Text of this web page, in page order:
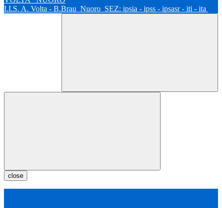
I.I.S. A. Volta - B.Brau Nuoro SEZ: ipsia - ipss - ipsasr - iti - ita
close